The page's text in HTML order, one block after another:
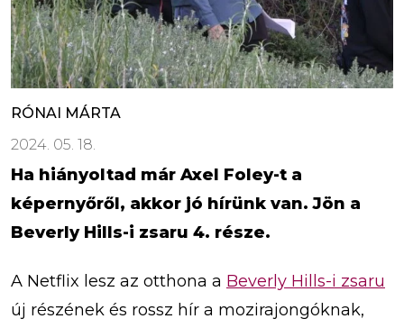
RÓNAI MÁRTA
2024. 05. 18.
Ha hiányoltad már Axel Foley-t a
képernyőről, akkor jó hírünk van. Jön a
Beverly Hills-i zsaru 4. része.
A Netflix lesz az otthona a Beverly Hills-i zsaru
új részének és rossz hír a mozirajongóknak,